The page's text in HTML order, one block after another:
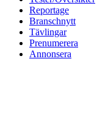
Reportage
Branschnytt
Tävlingar
Prenumerera
Annonsera